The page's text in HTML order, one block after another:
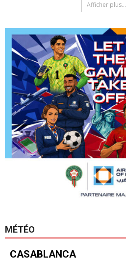
Afficher plus...
MÉTÉO
CASABLANCA